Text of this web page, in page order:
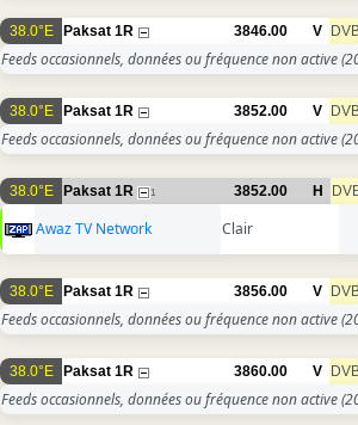
38.0°E Paksat 1R 3846.00 V
Feeds occasionnels, données ou fréquence non active
38.0°E Paksat 1R 3852.00 V
Feeds occasionnels, données ou fréquence non active
38.0°E Paksat 1R 1 3852.00 H
Awaz TV Network Clair
38.0°E Paksat 1R 3856.00 V
Feeds occasionnels, données ou fréquence non active
38.0°E Paksat 1R 3860.00 V
Feeds occasionnels, données ou fréquence non active